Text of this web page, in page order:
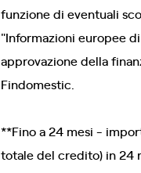
funzione di eventuali
"Informazioni europee
approvazione della
Findomestic.
**Fino a 24 mesi -
totale del credito) in 24